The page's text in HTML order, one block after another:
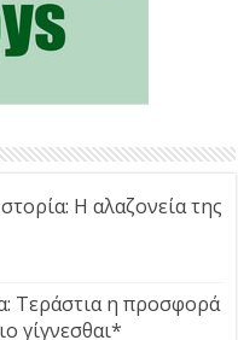
Η αλαζονεία της
Τεράστια η προσφορά
γίγνεσθαι*